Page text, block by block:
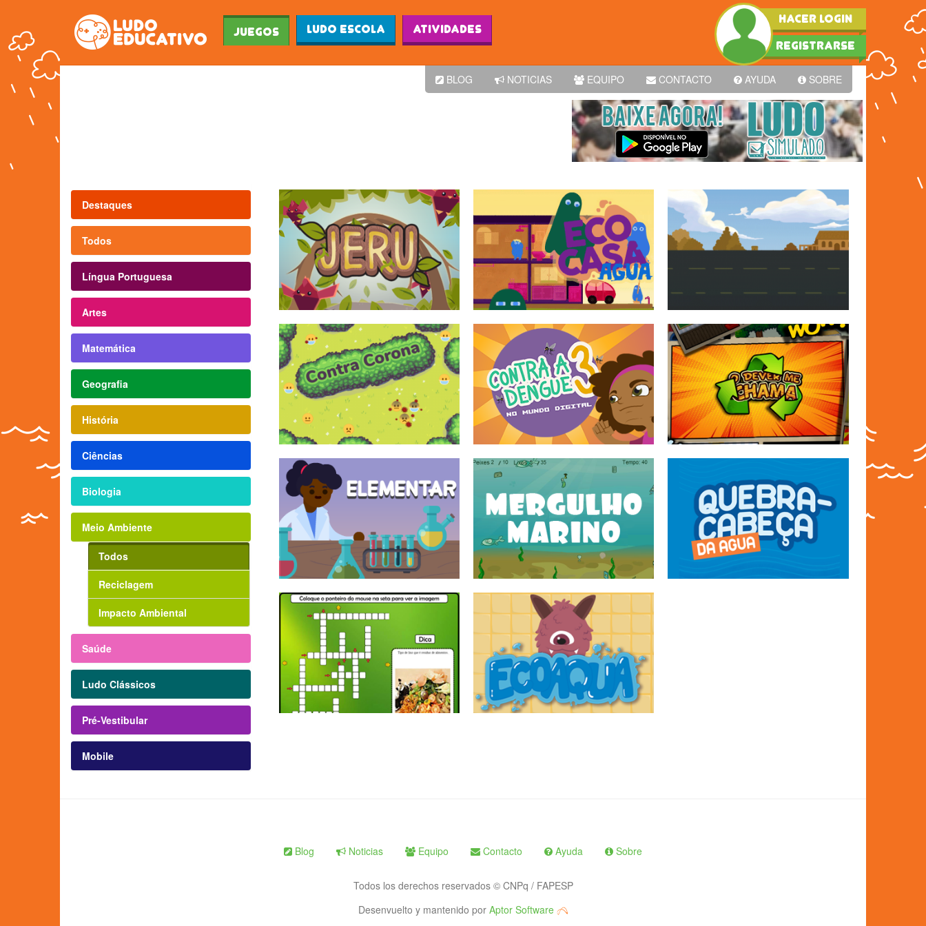
Juegos Ludo Escola Atividades
HACER LOGIN
REGISTRARSE
BLOG NOTICIAS EQUIPO CONTACTO AYUDA SOBRE
Destaques
Todos
Língua Portuguesa
Artes
Matemática
Geografia
História
Ciências
Biologia
Meio Ambiente
Todos
Reciclagem
Impacto Ambiental
Saúde
Ludo Clássicos
Pré-Vestibular
Mobile
Blog Noticias Equipo Contacto Ayuda Sobre
Todos los derechos reservados © CNPq / FAPESP
Desenvuelto y mantenido por Aptor Software